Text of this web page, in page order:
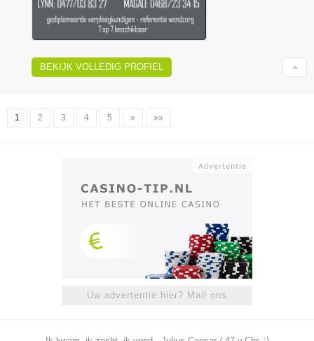
BEKIJK VOLLEDIG PROFIEL
1 2 3 4 5 » »»
Uw advertentie hier? Mail ons